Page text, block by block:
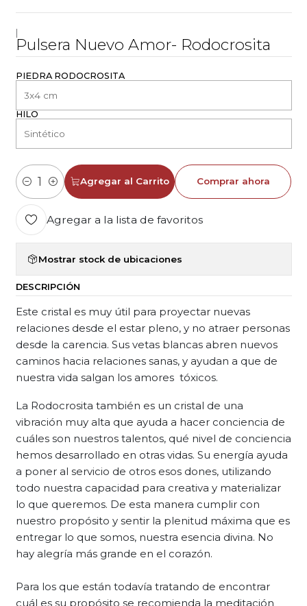
Pulsera Nuevo Amor- Rodocrosita
PIEDRA RODOCROSITA
HILO
Cantidad
Agregar al Carrito Comprar ahora
Agregar a la lista de favoritos
Mostrar stock de ubicaciones
DESCRIPCIÓN
Este cristal es muy útil para proyectar nuevas
relaciones desde el estar pleno, y no atraer personas
desde la carencia. Sus vetas blancas abren nuevos
caminos hacia relaciones sanas, y ayudan a que de
nuestra vida salgan los amores tóxicos.
La Rodocrosita también es un cristal de una
vibración muy alta que ayuda a hacer conciencia de
cuáles son nuestros talentos, qué nivel de conciencia
hemos desarrollado en otras vidas. Su energía ayuda
a poner al servicio de otros esos dones, utilizando
todo nuestra capacidad para creativa y materializar
lo que queremos. De esta manera cumplir con
nuestro propósito y sentir la plenitud máxima que es
entregar lo que somos, nuestra esencia divina. No
hay alegría más grande en el corazón.
Para los que están todavía tratando de encontrar
cuál es su propósito se recomienda la meditación